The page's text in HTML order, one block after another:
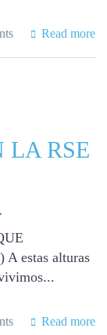
Read more
LA RSE
estas alturas
Read more